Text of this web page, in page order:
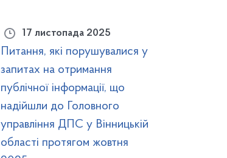
17 листопада 2025
Питання, які порушувалися у
запитах на отримання
публічної інформації, що
надійшли до Головного
управління ДПС у Вінницькій
області протягом жовтня